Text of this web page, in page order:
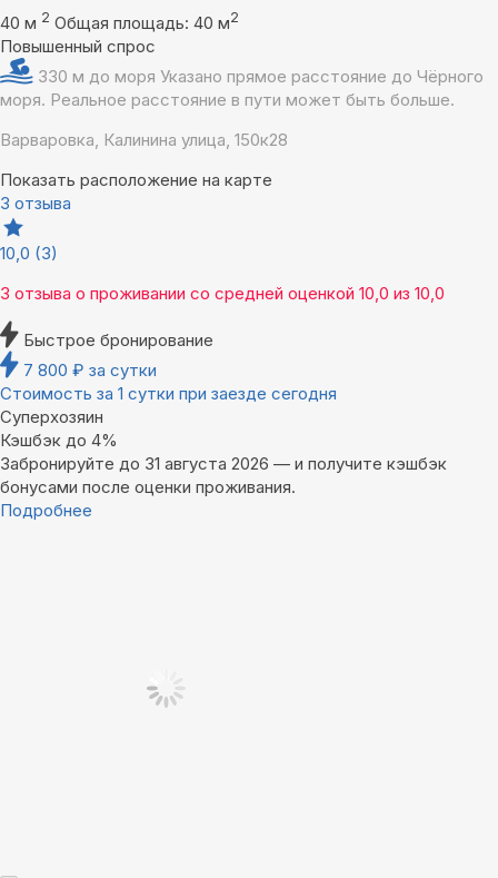
40 м 2 Общая площадь: 40 м2
Повышенный спрос
330 м до моря Указано прямое расстояние до Чёрного
моря. Реальное расстояние в пути может быть больше.
Варваровка, Калинина улица, 150к28
Показать расположение на карте
3 отзыва
10,0 (3)
3 отзыва о проживании со средней оценкой 10,0 из 10,0
Быстрое бронирование
7 800 ₽ за сутки
Стоимость за 1 сутки при заезде сегодня
Суперхозяин
Кэшбэк до 4%
Забронируйте до 31 августа 2026 — и получите кэшбэк
бонусами после оценки проживания.
Подробнее